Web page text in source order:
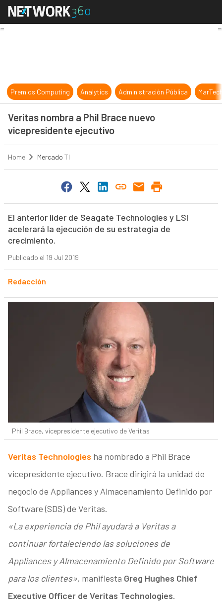
Veritas nombra a Phil Brace
Premios Computing Analytics Administración Pública
Veritas nombra a Phil Brace nuevo
vicepresidente ejecutivo
Home Mercado TI
El anterior líder de Seagate Technologies y LSI
acelerará la ejecución de su estrategia de
crecimiento.
Publicado el 19 Jul 2019
Redacción
Phil Brace, vicepresidente ejecutivo de Veritas
Veritas Technologies ha nombrado a Phil Brace
vicepresidente ejecutivo. Brace dirigirá la unidad de
negocio de Appliances y Almacenamiento Definido por
Software (SDS) de Veritas.
«La experiencia de Phil ayudará a Veritas a
continuar fortaleciendo las soluciones de
Appliances y Almacenamiento Definido por Software
para los clientes», manifiesta Greg Hughes Chief
Executive Officer de Veritas Technologies.